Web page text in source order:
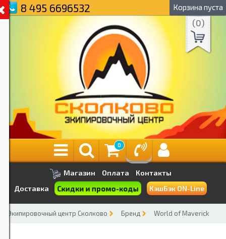
8 495 6696532 Корзина пуста
(0)
0
Магазин Оплата
Контакты
Доставка
Скидки и промо-коды КэшБэк ON-Line
Экипировочный центр Сколково Бренд World of Maverick